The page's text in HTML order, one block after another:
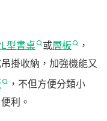
L型書桌 或層板
，
掛收納，加強機能又
，不但方便分類小
利。